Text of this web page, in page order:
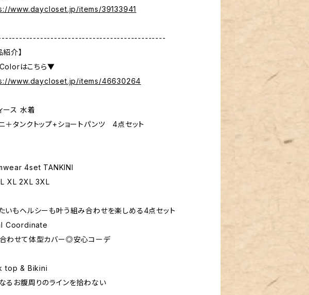
www.daycloset.jp/items/39133941
紹介】
はこちら▼
www.daycloset.jp/items/46630264
ース 水着
＋タンクトップ+ショートパンツ 4点セット
4set TANKINI
XL 2XL 3XL
いもヘルシーも叶う組み合わせを楽しめる4点セット
Coordinate
わせて体型カバー◎安心コーデ
top & Bikini
るお腹周りのラインを拾わない